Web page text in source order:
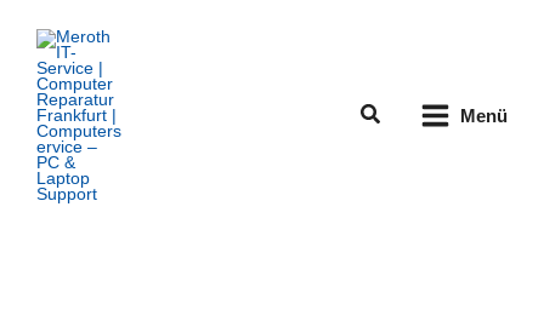
Inhalt
springen
Suchen Menü